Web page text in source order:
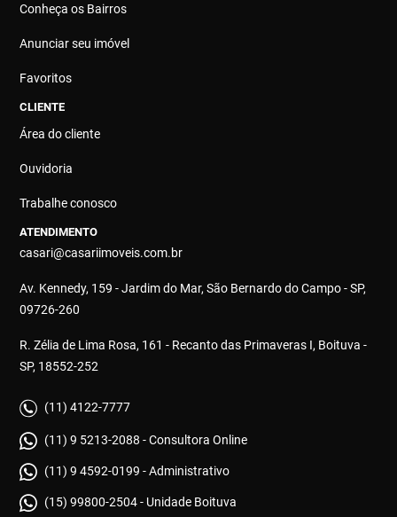
Conheça os Bairros
Anunciar seu imóvel
Favoritos
CLIENTE
Área do cliente
Ouvidoria
Trabalhe conosco
ATENDIMENTO
casari@casariimoveis.com.br
Av. Kennedy, 159 - Jardim do Mar, São Bernardo do Campo - SP,
09726-260
R. Zélia de Lima Rosa, 161 - Recanto das Primaveras I, Boituva -
SP, 18552-252
(11) 4122-7777
(11) 9 5213-2088 - Consultora Online
(11) 9 4592-0199 - Administrativo
(15) 99800-2504 - Unidade Boituva